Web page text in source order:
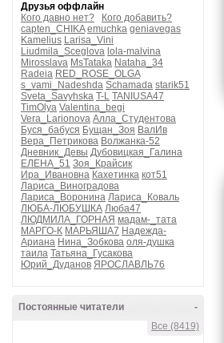
Друзья оффлайн
Кого давно нет?
Кого добавить?
capten_CHIKA emuchka geniavegas
Kamelius Larisa_Vini
Liudmila_Sceglova lola-malvina
Mirosslava MsTataka Nataha_34
Radeia RED_ROSE_OLGA
s_vami_Nadeshda Schamada starik51
Sveta_Savyhska T-L TANIUSA47
TimOlya Valentina_begi
Vera_Larionova Алла_Студентова
Буся_бабуся Бущан_Зоя ВалИв
Вера_Петрикова Волжанка-52
Дневник_Девы Дубовицкая_Галина
ЕЛЕНА_51 Зоя_Крайсик
Ира_Ивановна Кахетинка кот51
Лариса_Виноградова
Лариса_Воронина Лариса_Коваль
ЛЮБА-ЛЮБУШКА Люба47
ЛЮДМИЛА_ГОРНАЯ мадам-_тата
МАРГО-К МАРЬЯША7 Надежда-
Ариана Нина_Зобкова оля-душка
таила Татьяна_Гусакова
Юрий_Дуданов ЯРОСЛАВЛЬ76
-
Постоянные читатели
Все (8419)